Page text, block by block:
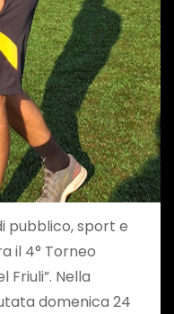
pubblico, sport e
il 4° Torneo
Friuli”. Nella
domenica 24